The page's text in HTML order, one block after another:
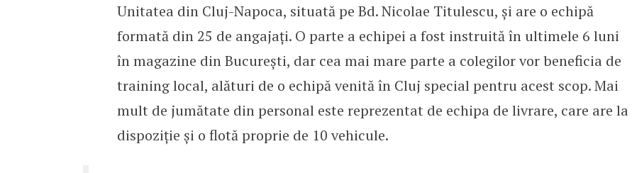
Unitatea din Cluj-Napoca, situată pe Bd. Nicolae Titulescu, și are o echipă
formată din 25 de angajați. O parte a echipei a fost instruită în ultimele 6 luni
în magazine din București, dar cea mai mare parte a colegilor vor beneficia de
training local, alături de o echipă venită în Cluj special pentru acest scop. Mai
mult de jumătate din personal este reprezentat de echipa de livrare, care are la
dispoziție și o flotă proprie de 10 vehicule.